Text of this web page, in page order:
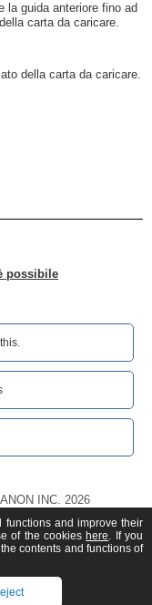
la guida anteriore fino ad
carta da caricare.
della carta da caricare.
possibile
INC. 2026
functions and improve their
of the cookies here. If you
contents and functions of